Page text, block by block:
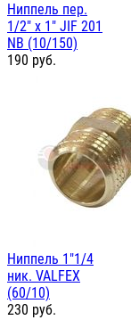
Ниппель пер.
1/2" х 1" JIF 201
NB (10/150)
190 руб.
Ниппель 1"1/4
ник. VALFEX
(60/10)
230 руб.